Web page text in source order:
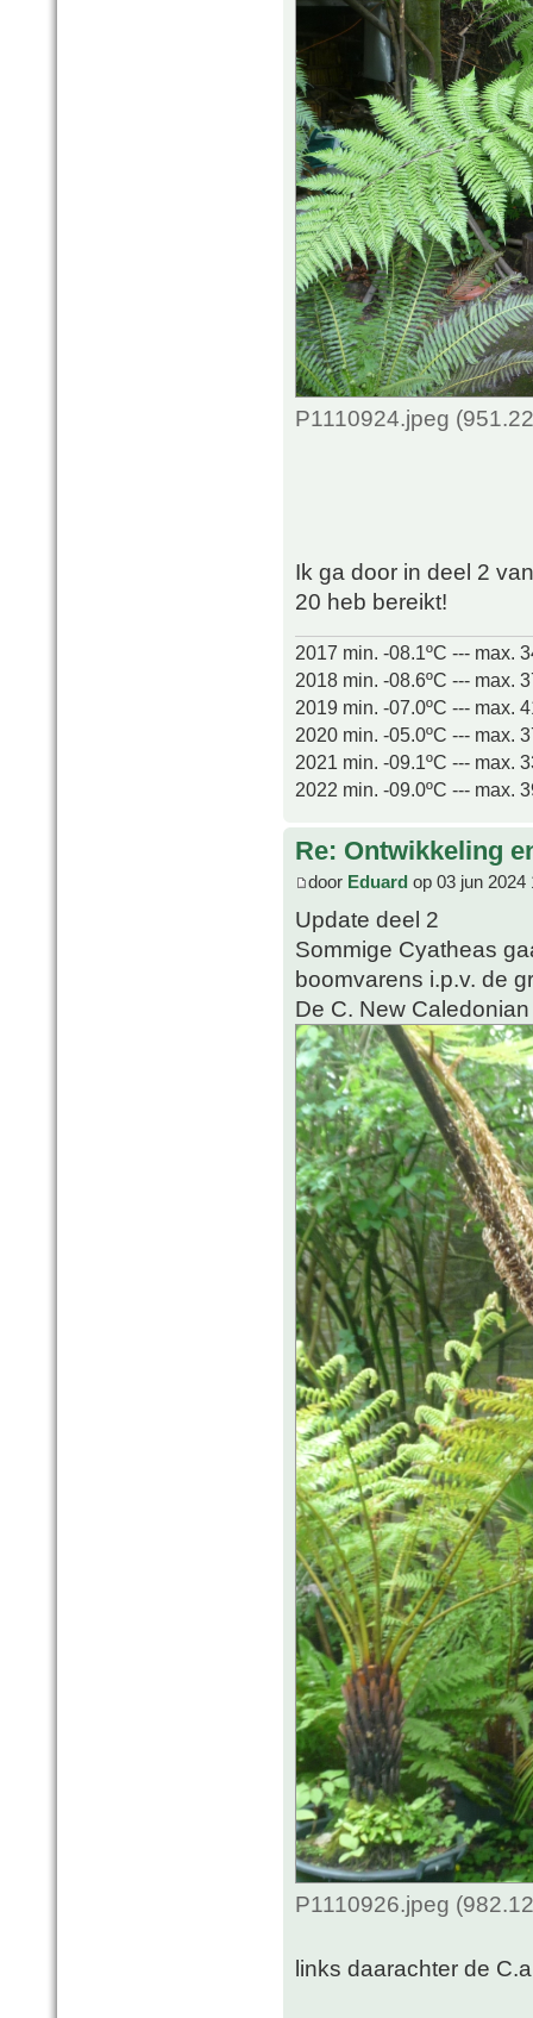
P1110924.jpeg
Ik ga door in deel 2
20 heb bereikt!
2017 min. -08.1ºC --- max.
2018 min. -08.6ºC --- max.
2019 min. -07.0ºC --- max.
2020 min. -05.0ºC --- max.
2021 min. -09.1ºC --- max.
2022 min. -09.0ºC --- max.
Re: Ontwikkeling
door Eduard op 03 jun 2024
Update deel 2
Sommige Cyatheas
boomvarens i.p.v. de
De C. New
P1110926.jpeg
links daarachter de